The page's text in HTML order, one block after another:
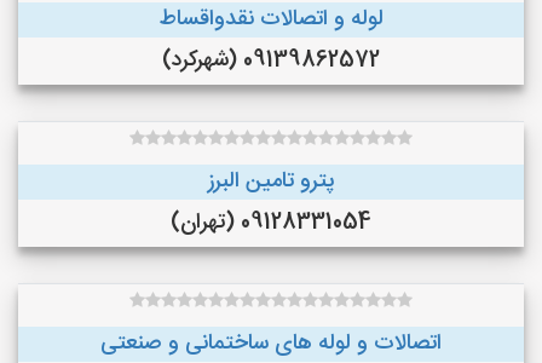
لوله و اتصالات نقدواقساط
09139862572 (شهرکرد)
پترو تامین البرز
09128331054 (تهران)
اتصالات و لوله های ساختمانی و صنعتی